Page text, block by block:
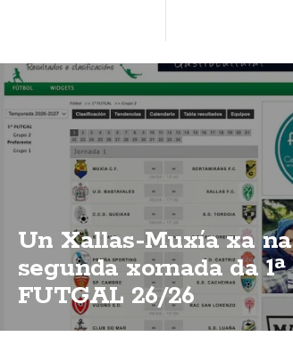
Un Xallas-Muxía xa na
segunda xornada da 1ª
FUTGAL 26/26